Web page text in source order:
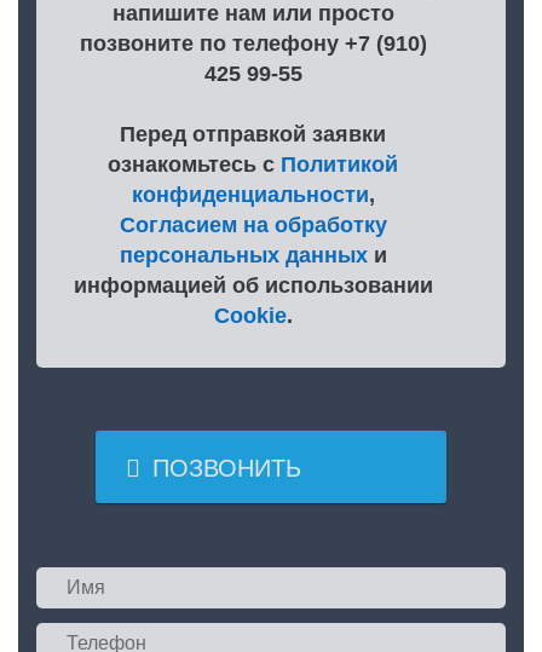
напишите нам или просто
позвоните по телефону +7 (910)
425 99-55
Перед отправкой заявки
ознакомьтесь с Политикой
конфиденциальности,
Согласием на обработку
персональных данныхи
информацией об использовании
Cookie.
 ПОЗВОНИТЬ